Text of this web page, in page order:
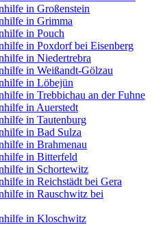
in Großenstein
in Grimma
in Pouch
in Poxdorf bei Eisenberg
in Niedertrebra
in Weißandt-Gölzau
in Löbejün
in Trebbichau an der Fuhne
in Auerstedt
in Tautenburg
in Bad Sulza
in Brahmenau
in Bitterfeld
in Schortewitz
in Reichstädt bei Gera
in Rauschwitz bei
in Kloschwitz